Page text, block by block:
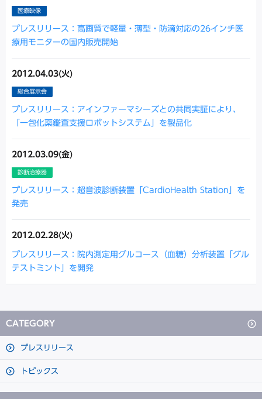
医療映像
プレスリリース：高画質で軽量・薄型・防滴対応の26インチ医
療用モニターの国内販売開始
2012.04.03(火)
総合展示会
プレスリリース：アインファーマシーズとの共同実証により、
「一包化薬鑑査支援ロボットシステム」を製品化
2012.03.09(金)
診断治療器
プレスリリース：超音波診断装置「CardioHealth Station」を
発売
2012.02.28(火)
プレスリリース：院内測定用グルコース（血糖）分析装置「グル
テストミント」を開発
CATEGORY
プレスリリース
トピックス